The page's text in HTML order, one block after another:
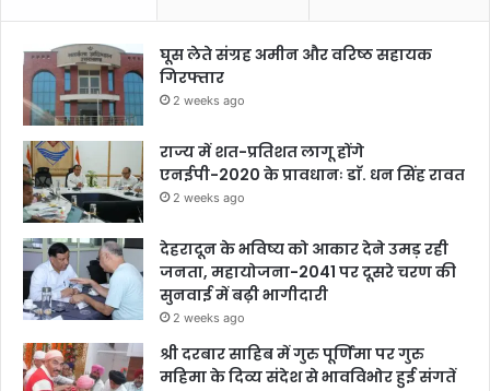
घूस लेते संग्रह अमीन और वरिष्ठ सहायक
गिरफ्तार
2 weeks ago
राज्य में शत-प्रतिशत लागू होंगे
एनईपी-2020 के प्रावधानः डाॅ. धन सिंह रावत
2 weeks ago
देहरादून के भविष्य को आकार देने उमड़ रही
जनता, महायोजना-2041 पर दूसरे चरण की
सुनवाई में बढ़ी भागीदारी
2 weeks ago
श्री दरबार साहिब में गुरु पूर्णिमा पर गुरु
महिमा के दिव्य संदेश से भावविभोर हुई संगतें